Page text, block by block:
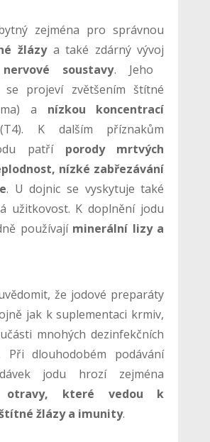
zejména pro správnou
žlázya také zdárný vývoj
soustavy. Jeho
se projeví zvětšením štítné
a nízkou koncentrací
K dalším příznakům
patří porody mrtvých
nízké zabřezávání
. U dojnic se vyskytuje také
užitkovost. K doplnění jodu
používají minerální lizy a
že jodové preparáty
jak k suplementaci krmiv,
mnohých dezinfekčních
Při dlouhodobém podávání
jodu hrozí zejména
otravy, které vedou k
žlázy a imunity.